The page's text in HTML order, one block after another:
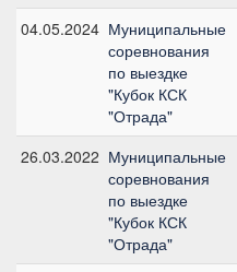
04.05.2024 Муниципальные
соревнования
по выездке
"Кубок КСК
"Отрада"
26.03.2022 Муниципальные
соревнования
по выездке
"Кубок КСК
"Отрада"